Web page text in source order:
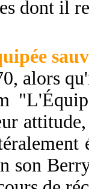
dont il
alors
son